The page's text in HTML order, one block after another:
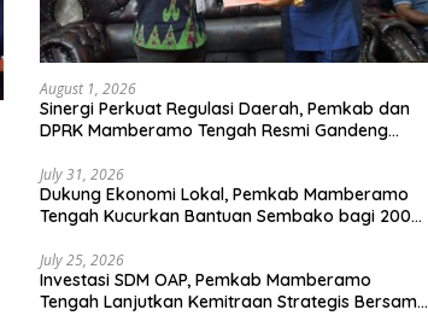
August 1, 2026
Sinergi Perkuat Regulasi Daerah, Pemkab dan
DPRK Mamberamo Tengah Resmi Gandeng
July 31, 2026
Dukung Ekonomi Lokal, Pemkab Mamberamo
Tengah Kucurkan Bantuan Sembako bagi 200
July 25, 2026
Investasi SDM OAP, Pemkab Mamberamo
Tengah Lanjutkan Kemitraan Strategis Bersama